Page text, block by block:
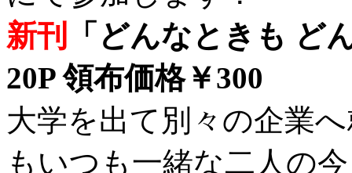
新刊
「どんなときも ど
20P 領布価格￥300
大学を出て別々の企業
もいつも一緒な二人の